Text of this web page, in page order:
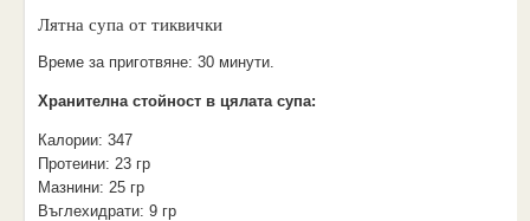
Лятна супа от тиквички
Време за приготвяне: 30 минути.
Хранителна стойност в цялата супа:
Калории: 347
Протеини: 23 гр
Мазнини: 25 гр
Въглехидрати: 9 гр